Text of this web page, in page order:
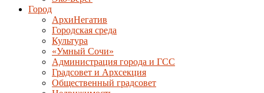
Город
АрхиНегатив
Городская среда
Культура
«Умный Сочи»
Администрация города и ГСС
Градсовет и Архсекция
Общественный градсовет